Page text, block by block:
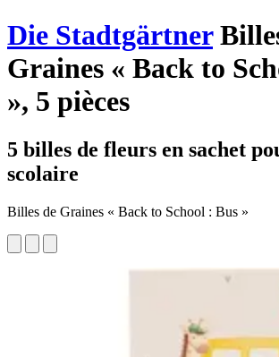
Die Stadtgärtner
Graines « Back to
», 5 pièces
5 billes de fleurs en sachet
scolaire
Billes de Graines « Back to School : Bus »